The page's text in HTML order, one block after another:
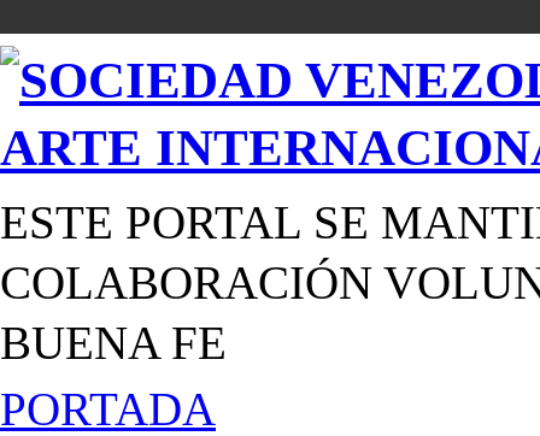
ESTE PORTAL SE
COLABORACIÓN
BUENA FE
PORTADA